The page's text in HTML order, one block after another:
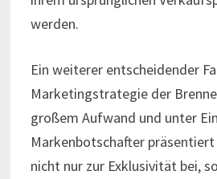
werden.
Ein weiterer entscheidender
Marketingstrategie der
großem Aufwand und unter
Markenbotschafter
nicht nur zur Exklusivität bei,